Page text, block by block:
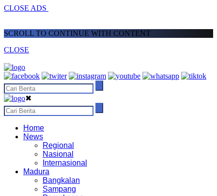
CLOSE ADS
SCROLL TO CONTINUE WITH CONTENT
CLOSE
✖
Home
News
Regional
Nasional
Internasional
Madura
Bangkalan
Sampang